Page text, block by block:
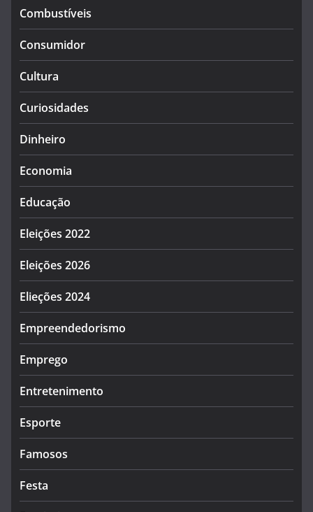
Combustíveis
Consumidor
Cultura
Curiosidades
Dinheiro
Economia
Educação
Eleições 2022
Eleições 2026
Elieções 2024
Empreendedorismo
Emprego
Entretenimento
Esporte
Famosos
Festa